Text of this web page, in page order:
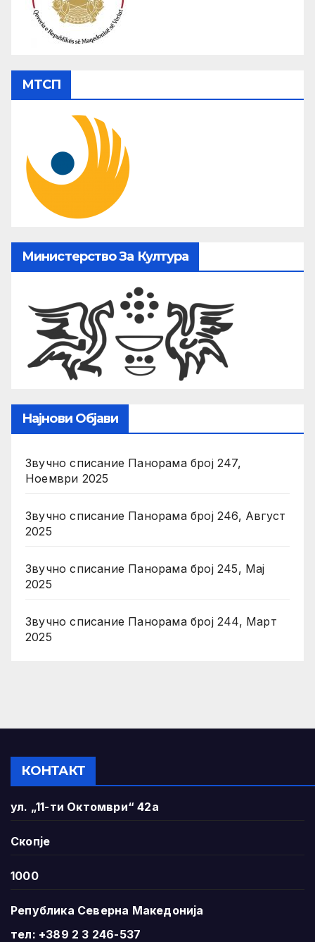
МТСП
Министерство За Култура
Најнови Објави
Звучно списание Панорама број 247,
Ноември 2025
Звучно списание Панорама број 246, Август
2025
Звучно списание Панорама број 245, Мај
2025
Звучно списание Панорама број 244, Март
2025
КОНТАКТ
ул. „11-ти Октомври“ 42а
Скопје
1000
Република Северна Македонија
тел: +389 2 3 246-537